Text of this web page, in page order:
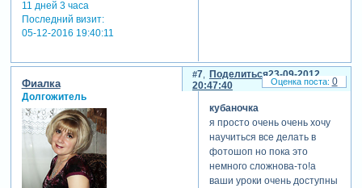
11 дней 3 часа
Последний визит:
05-12-2016 19:40:11
Поделиться
7
23-09-2012
20:47:40
Фиалка
Долгожитель
кубаночка
я просто очень очень хочу
научиться все делать в
фотошоп но пока это
немного сложнова-то!а
ваши уроки очень доступны
0